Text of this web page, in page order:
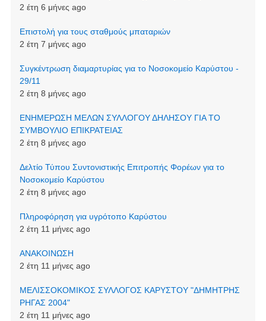
2 έτη 6 μήνες ago
Επιστολή για τους σταθμούς μπαταριών
2 έτη 7 μήνες ago
Συγκέντρωση διαμαρτυρίας για το Νοσοκομείο Καρύστου -
29/11
2 έτη 8 μήνες ago
ΕΝΗΜΕΡΩΣΗ ΜΕΛΩΝ ΣΥΛΛΟΓΟΥ ΔΗΛΗΣΟΥ ΓΙΑ ΤΟ
ΣΥΜΒΟΥΛΙΟ ΕΠΙΚΡΑΤΕΙΑΣ
2 έτη 8 μήνες ago
Δελτίο Τύπου Συντονιστικής Επιτροπής Φορέων για το
Νοσοκομείο Καρύστου
2 έτη 8 μήνες ago
Πληροφόρηση για υγρότοπο Καρύστου
2 έτη 11 μήνες ago
ΑΝΑΚΟΙΝΩΣΗ
2 έτη 11 μήνες ago
ΜΕΛΙΣΣΟΚΟΜΙΚΟΣ ΣΥΛΛΟΓΟΣ ΚΑΡΥΣΤΟΥ "ΔΗΜΗΤΡΗΣ
ΡΗΓΑΣ 2004"
2 έτη 11 μήνες ago